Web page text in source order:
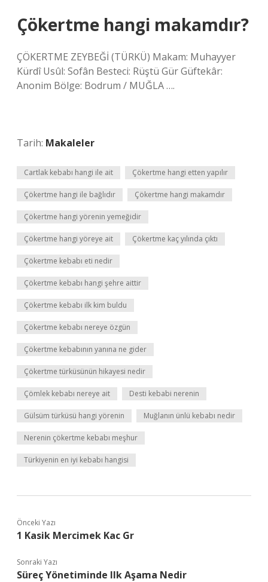
Çökertme hangi makamdır?
ÇÖKERTME ZEYBEĞİ (TÜRKÜ) Makam: Muhayyer
Kürdî Usûl: Sofân Besteci: Rüştü Gür Güftekâr:
Anonim Bölge: Bodrum / MUĞLA ….
Tarih: Makaleler
Cartlak kebabı hangi ile ait Çökertme hangi etten yapılır
Çökertme hangi ile bağlıdır Çökertme hangi makamdır
Çökertme hangi yörenin yemeğidir
Çökertme hangi yöreye ait Çökertme kaç yılında çıktı
Çökertme kebabı eti nedir
Çökertme kebabı hangi şehre aittir
Çökertme kebabı ilk kim buldu
Çökertme kebabı nereye özgün
Çökertme kebabının yanına ne gider
Çökertme türküsünün hikayesi nedir
Çömlek kebabı nereye ait Desti kebabi nerenin
Gülsüm türküsü hangi yörenin Muğlanın ünlü kebabı nedir
Nerenin çökertme kebabı meşhur
Türkiyenin en iyi kebabı hangisi
Önceki Yazı
1 Kasik Mercimek Kac Gr
Sonraki Yazı
Süreç Yönetiminde Ilk Aşama Nedir